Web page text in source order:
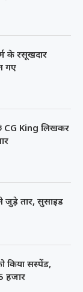
के रसूखदार
गए
CG King लिखकर
जुड़े तार, सुसाइड
किया सस्पेंड,
हजार